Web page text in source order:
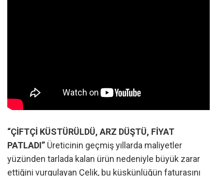
“ÇİFTÇİ KÜSTÜRÜLDÜ, ARZ DÜŞTÜ, FİYAT
PATLADI” Üreticinin geçmiş yıllarda maliyetler
yüzünden tarlada kalan ürün nedeniyle büyük zarar
ettiğini vurgulayan Çelik, bu küskünlüğün faturasını